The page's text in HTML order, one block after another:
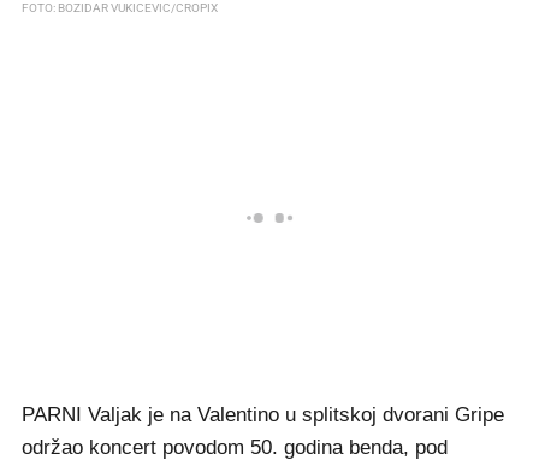
FOTO: BOZIDAR VUKICEVIC/CROPIX
PARNI Valjak je na Valentino u splitskoj dvorani Gripe
održao koncert povodom 50. godina benda, pod